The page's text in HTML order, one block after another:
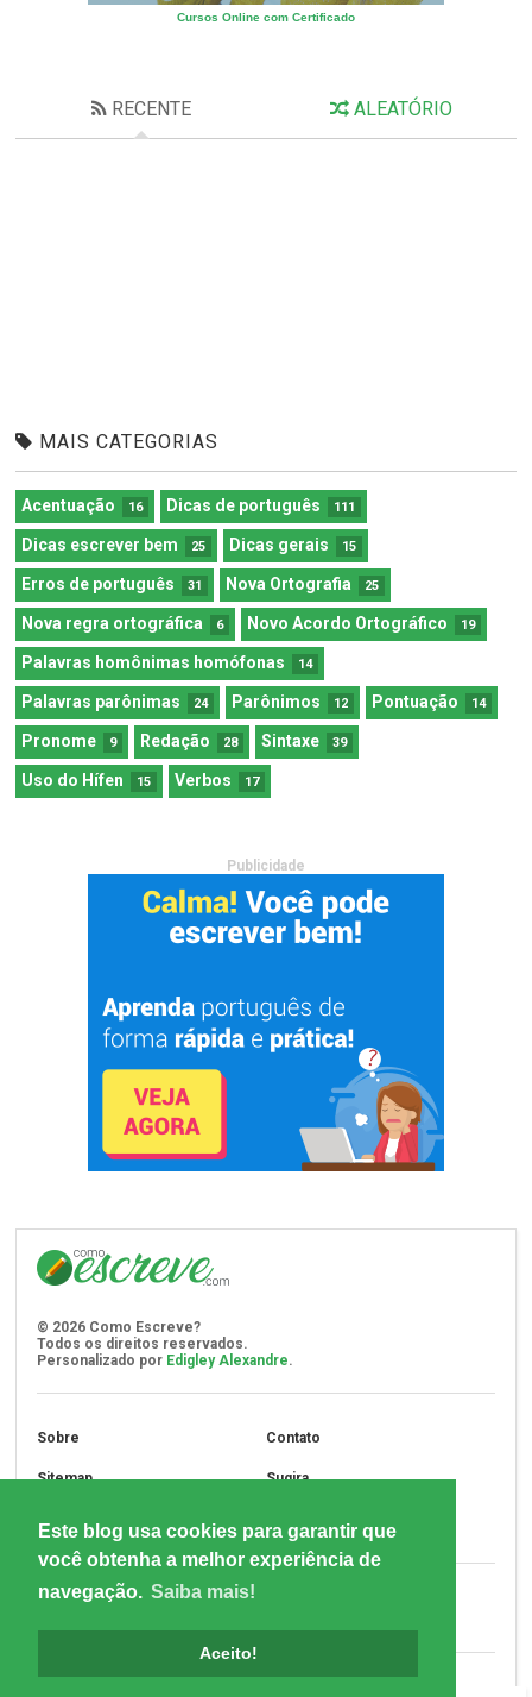
Este blog usa cookies para garantir que
você obtenha a melhor experiência de
navegação. Saiba mais!
Aceito!
Cursos Online com Certificado
RECENTE ALEATÓRIO
MAIS CATEGORIAS
Acentuação 16 Dicas de português 111
Dicas escrever bem 25 Dicas gerais 15
Erros de português 31 Nova Ortografia 25
Nova regra ortográfica 6 Novo Acordo Ortográfico 19
Palavras homônimas homófonas 14
Palavras parônimas 24 Parônimos 12 Pontuação 14
Pronome 9 Redação 28 Sintaxe 39
Uso do Hífen 15 Verbos 17
Publicidade
© 2026 Como Escreve?
Todos os direitos reservados.
Personalizado por Edigley Alexandre.
Sobre Contato
Sitemap Sugira